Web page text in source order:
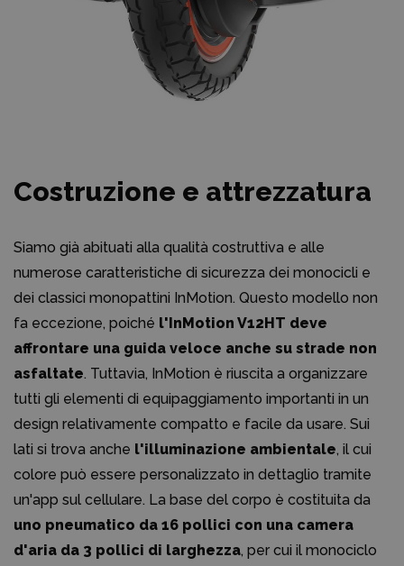
Costruzione e attrezzatura
Siamo già abituati alla qualità costruttiva e alle
numerose caratteristiche di sicurezza dei monocicli e
dei classici monopattini InMotion. Questo modello non
fa eccezione, poiché l'InMotion V12HT deve
affrontare una guida veloce anche su strade non
asfaltate. Tuttavia, InMotion è riuscita a organizzare
tutti gli elementi di equipaggiamento importanti in un
design relativamente compatto e facile da usare. Sui
lati si trova anche l'illuminazione ambientale, il cui
colore può essere personalizzato in dettaglio tramite
un'app sul cellulare. La base del corpo è costituita da
uno pneumatico da 16 pollici con una camera
d'aria da 3 pollici di larghezza, per cui il monociclo